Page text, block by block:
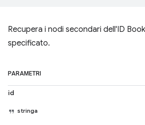
Recupera i nodi secondari dell'ID
specificato.
PARAMETRI
id
stringa